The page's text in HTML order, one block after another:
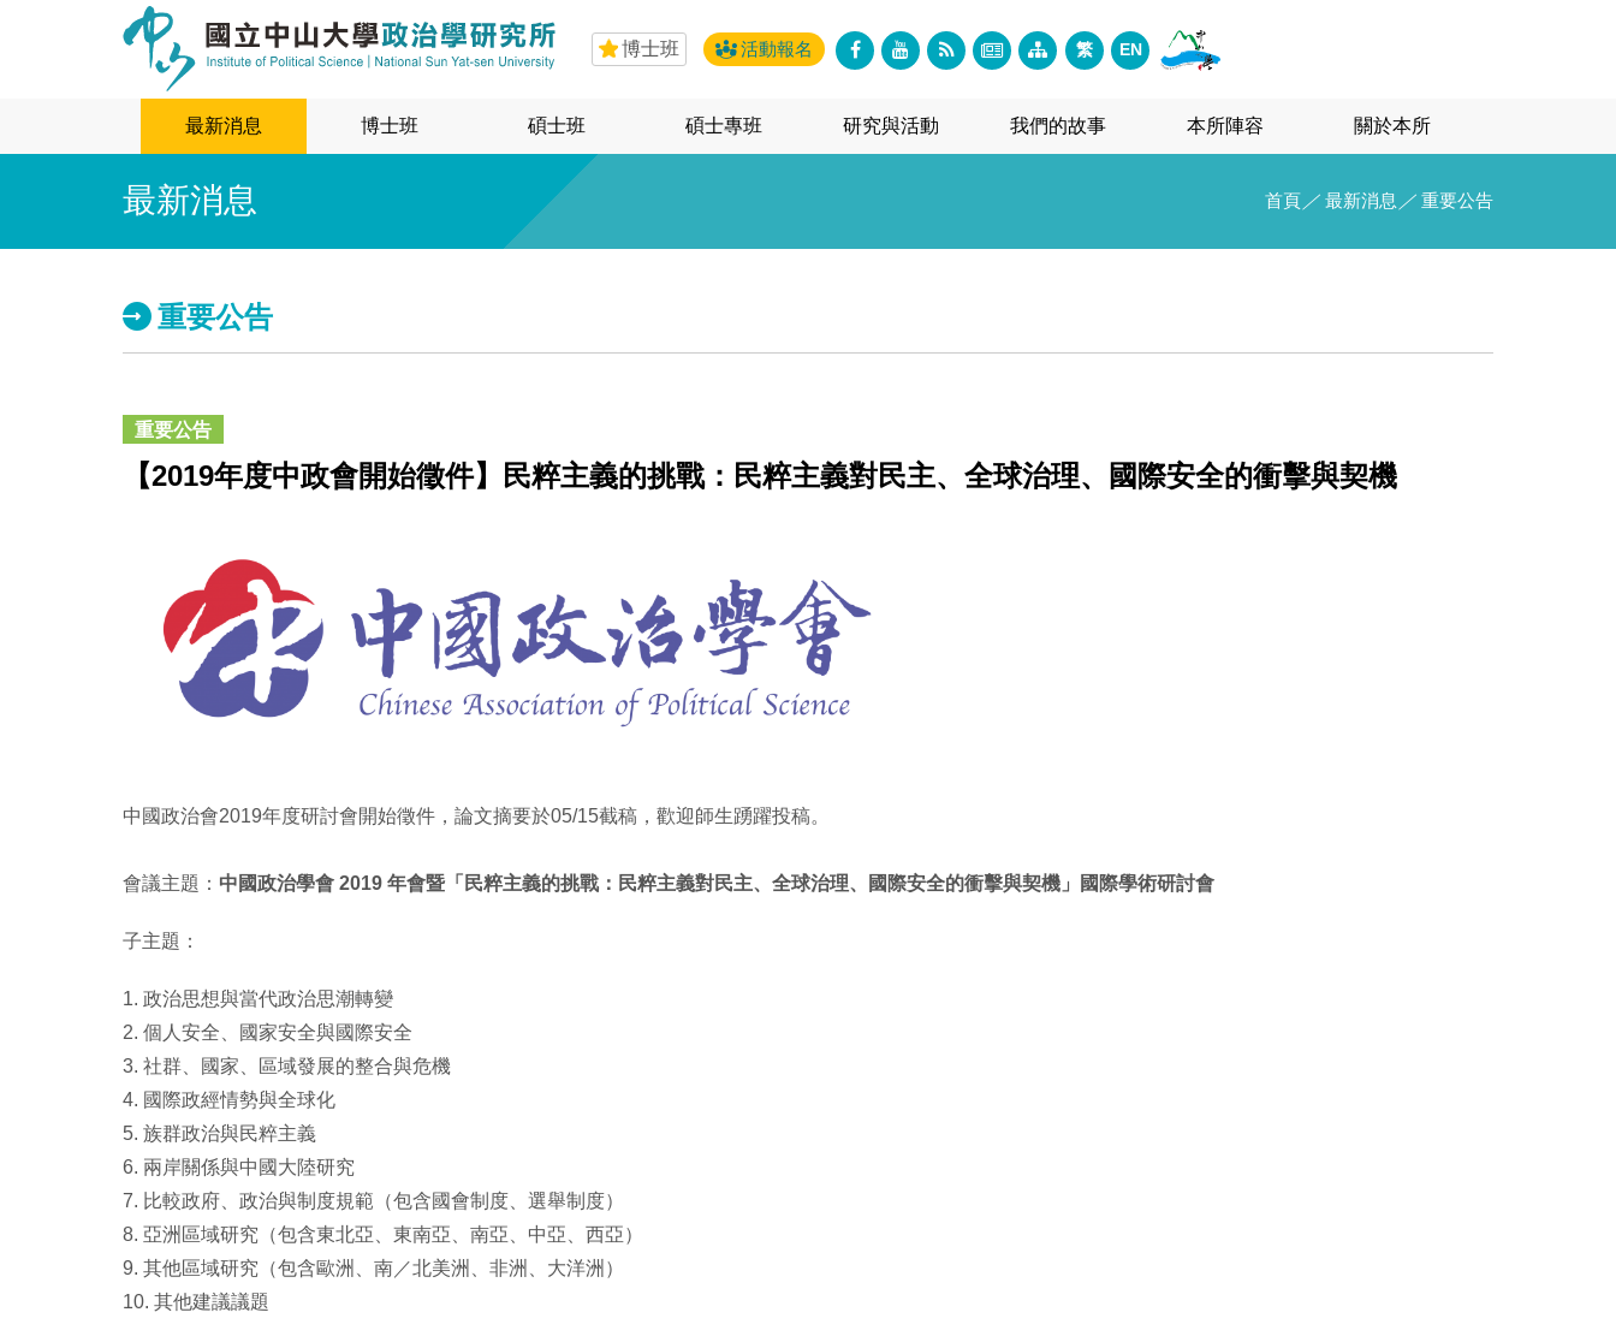
博士班 活動報名 繁 EN
最新消息 博士班 碩士班 碩士專班 研究與活動 我們的故事 本所陣容 關於本所
最新消息 首頁 ／ 最新消息 ／ 重要公告
重要公告
重要公告
【2019年度中政會開始徵件】民粹主義的挑戰：民粹主義對民主、全球治理、國際安全的衝擊與契機
中國政治會2019年度研討會開始徵件，論文摘要於05/15截稿，歡迎師生踴躍投稿。
會議主題： 中國政治學會 2019 年會暨「民粹主義的挑戰：民粹主義對民主、全球治理、國際安全的衝擊與契機」國際學術研討會
子主題：
1. 政治思想與當代政治思潮轉變
2. 個⼈安全、國家安全與國際安全
3. 社群、國家、區域發展的整合與危機
4. 國際政經情勢與全球化
5. 族群政治與民粹主義
6. 兩岸關係與中國⼤陸研究
7. 比較政府、政治與制度規範（包含國會制度、選舉制度）
8. 亞洲區域研究（包含東北亞、東南亞、南亞、中亞、西亞）
9. 其他區域研究（包含歐洲、南／北美洲、非洲、⼤洋洲）
10. 其他建議議題